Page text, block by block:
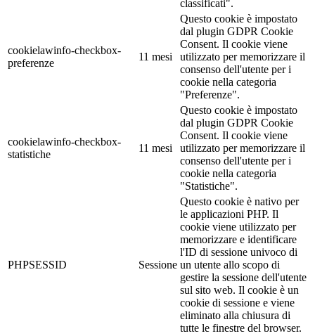
classificati".
cookielawinfo-checkbox-
preferenze
11 mesi
Questo cookie è impostato
dal plugin GDPR Cookie
Consent. Il cookie viene
utilizzato per memorizzare il
consenso dell'utente per i
cookie nella categoria
"Preferenze".
cookielawinfo-checkbox-
statistiche
11 mesi
Questo cookie è impostato
dal plugin GDPR Cookie
Consent. Il cookie viene
utilizzato per memorizzare il
consenso dell'utente per i
cookie nella categoria
"Statistiche".
PHPSESSID Sessione
Questo cookie è nativo per
le applicazioni PHP. Il
cookie viene utilizzato per
memorizzare e identificare
l'ID di sessione univoco di
un utente allo scopo di
gestire la sessione dell'utente
sul sito web. Il cookie è un
cookie di sessione e viene
eliminato alla chiusura di
tutte le finestre del browser.